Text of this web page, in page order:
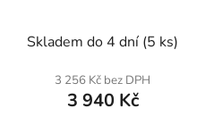
převodovka
Skladem do 4 dní (5 ks)
3 256 Kč bez DPH
3 940 Kč